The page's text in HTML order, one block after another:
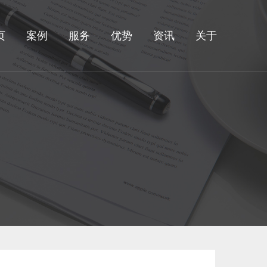
案例 服务 优势 资讯 关于